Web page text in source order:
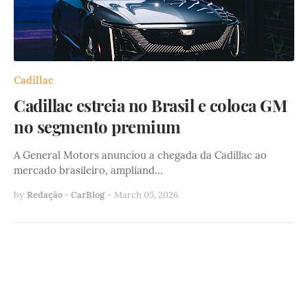
Cadillac
Cadillac estreia no Brasil e coloca GM
no segmento premium
A General Motors anunciou a chegada da Cadillac ao
mercado brasileiro, ampliand…
by Redação - CarBlog - March 05, 2026